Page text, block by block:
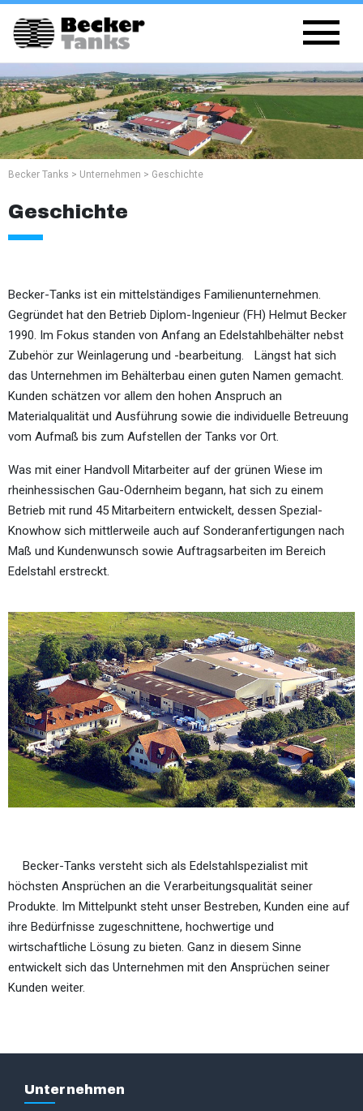
Becker Tanks > Unternehmen > Geschichte
Geschichte
Becker-Tanks ist ein mittelständiges Familienunternehmen.
Gegründet hat den Betrieb Diplom-Ingenieur (FH) Helmut Becker
1990. Im Fokus standen von Anfang an Edelstahlbehälter nebst
Zubehör zur Weinlagerung und -bearbeitung. Längst hat sich
das Unternehmen im Behälterbau einen guten Namen gemacht.
Kunden schätzen vor allem den hohen Anspruch an
Materialqualität und Ausführung sowie die individuelle Betreuung
vom Aufmaß bis zum Aufstellen der Tanks vor Ort.
Was mit einer Handvoll Mitarbeiter auf der grünen Wiese im
rheinhessischen Gau-Odernheim begann, hat sich zu einem
Betrieb mit rund 45 Mitarbeitern entwickelt, dessen Spezial-
Knowhow sich mittlerweile auch auf Sonderanfertigungen nach
Maß und Kundenwunsch sowie Auftragsarbeiten im Bereich
Edelstahl erstreckt.
Becker-Tanks versteht sich als Edelstahlspezialist mit
höchsten Ansprüchen an die Verarbeitungsqualität seiner
Produkte. Im Mittelpunkt steht unser Bestreben, Kunden eine auf
ihre Bedürfnisse zugeschnittene, hochwertige und
wirtschaftliche Lösung zu bieten. Ganz in diesem Sinne
entwickelt sich das Unternehmen mit den Ansprüchen seiner
Kunden weiter.
Unternehmen